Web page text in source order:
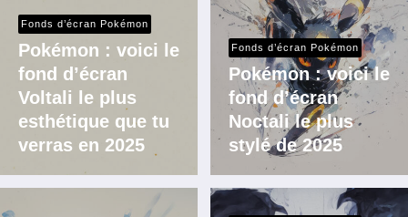
Fonds d’écran Pokémon
Pokémon : voici le
fond d’écran
Voltali le plus
esthétique que tu
verras en 2025
Fonds d’écran Pokémon
Pokémon : voici le
fond d’écran
Noctali le plus
stylé de 2025